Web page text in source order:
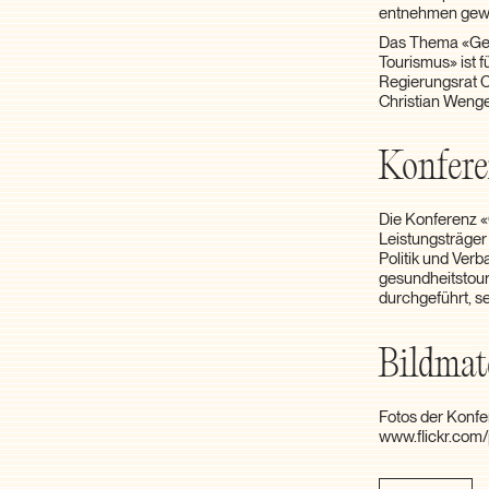
entnehmen
Das Thema
Tourismus» ist
Regierungsrat
Christian
Die Konferenz
Politik und
durchgeführt,
Fotos der